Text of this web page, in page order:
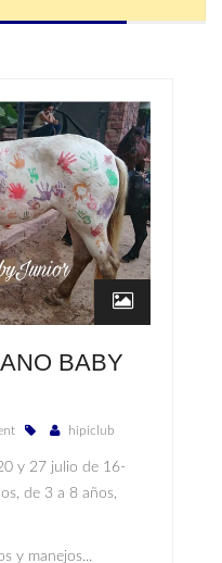
BABY
hipiclub
y 27 julio de 16-
de 3 a 8 años,
y manejos...